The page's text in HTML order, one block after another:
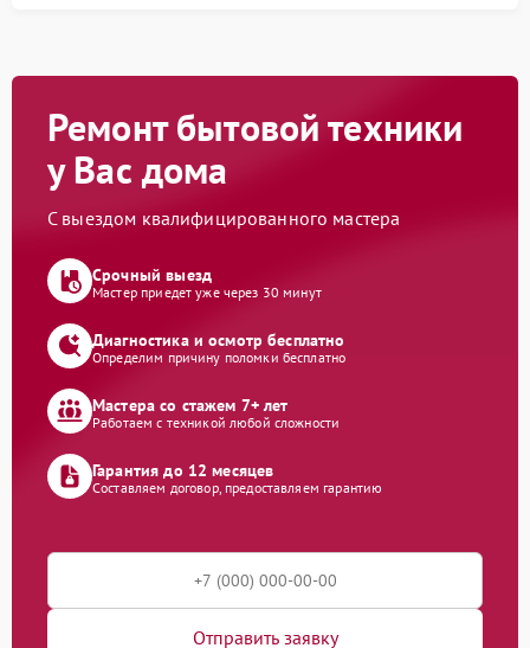
Ремонт бытовой техники
у Вас дома
С выездом квалифицированного мастера
Срочный выезд
Мастер приедет уже через 30 минут
Диагностика и осмотр бесплатно
Определим причину поломки бесплатно
Мастера со стажем 7+ лет
Работаем с техникой любой сложности
Гарантия до 12 месяцев
Составляем договор, предоставляем гарантию
Отправить заявку